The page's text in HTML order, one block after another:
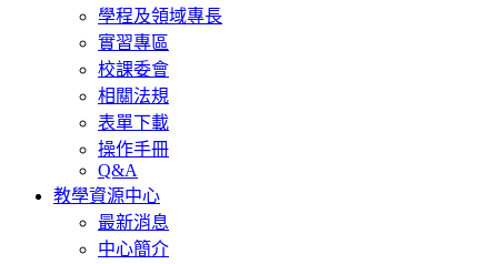
學程及領域專長
實習專區
校課委會
相關法規
表單下載
操作手冊
Q&A
教學資源中心
最新消息
中心簡介